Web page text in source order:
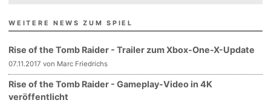
WEITERE NEWS ZUM SPIEL
Rise of the Tomb Raider - Trailer zum Xbox-One-X-Update
07.11.2017 von Marc Friedrichs
Rise of the Tomb Raider - Gameplay-Video in 4K
veröffentlicht